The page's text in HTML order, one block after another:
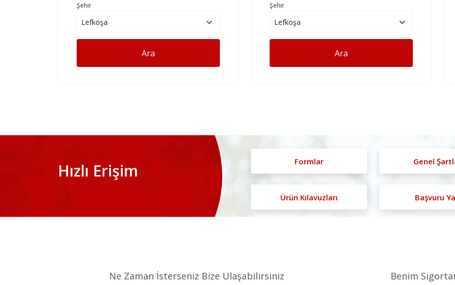
Şehir
Ara
Şehir
Ara
Hızlı Erişim Formlar Genel
Ürün Kılavuzları Başvuru
Ne Zaman İsterseniz Bize Ulaşabilirsiniz Benim